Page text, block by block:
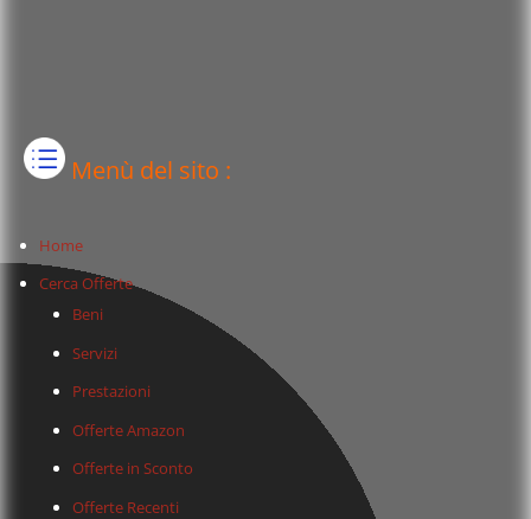
Menù del sito :
Home
Cerca Offerte
Beni
Servizi
Prestazioni
Offerte Amazon
Offerte in Sconto
Offerte Recenti